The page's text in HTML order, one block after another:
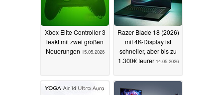
Xbox Elite Controller 3
leakt mit zwei großen
Neuerungen 15.05.2026
Razer Blade 18 (2026)
mit 4K-Display ist
schneller, aber bis zu
1.300€ teurer 14.05.2026